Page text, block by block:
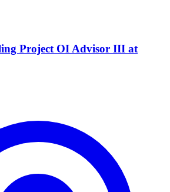
Project OI Advisor III at